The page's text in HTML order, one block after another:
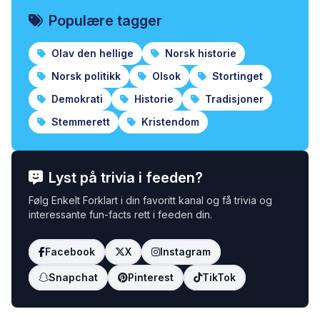
Populære tagger
Olav den hellige
Norsk historie
Norsk politikk
Olsok
Stortinget
Demokrati
Historie
Tradisjoner
Stemmerett
Kristendom
Lyst på trivia i feeden?
Følg Enkelt Forklart i din favoritt kanal og få trivia og
interessante fun-facts rett i feeden din.
Facebook X Instagram
Snapchat Pinterest TikTok